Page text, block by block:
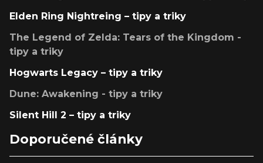
Elden Ring Nightreing – tipy a triky
The Legend of Zelda: Tears of the Kingdom -
tipy a triky
Hogwarts Legacy – tipy a triky
Dune: Awakening - tipy a triky
Silent Hill 2 – tipy a triky
Doporučené články